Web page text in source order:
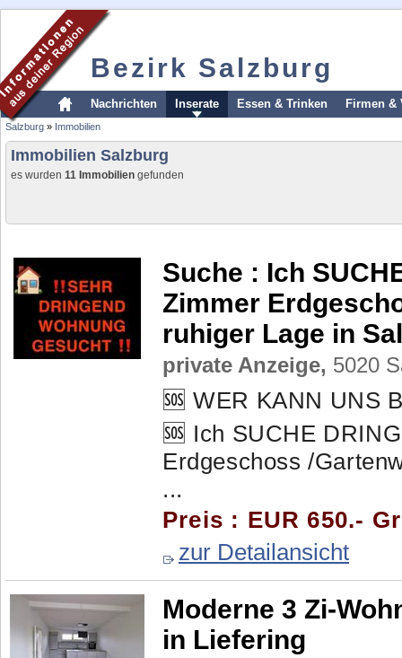
Bezirk Salzburg
Nachrichten Inserate Essen & Trinken Firmen &
Salzburg » Immobilien
Immobilien Salzburg
es wurden 11 Immobilien gefunden
Suche : Ich
Zimmer
ruhiger Lage in
private Anzeige, 5020
🆘 WER KANN UNS
🆘 Ich SUCHE
Erdgeschoss /
...
Preis : EUR 650.-
zur Detailansicht
Moderne 3 Zi-
in Liefering